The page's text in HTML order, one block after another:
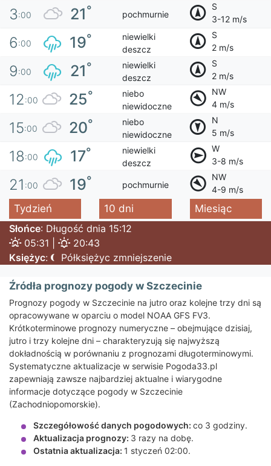
3:00 21° pochmurnie
S
3-12 m/s
6:00 19°
niewielki
deszcz
S
2 m/s
9:00 21°
niewielki
deszcz
S
2 m/s
12:00 25°
niebo
niewidoczne
NW
4 m/s
15:00 20°
niebo
niewidoczne
N
5 m/s
18:00 17°
niewielki
deszcz
W
3-8 m/s
21 :00 19° pochmurnie
NW
4-9 m/s
Tydzień 10 dni
Miesiąc
Słońce: Długość dnia 15:12
05:31 |
20:43
Księżyc: Półksiężyc zmniejszenie
Źródła prognozy pogody w Szczecinie
Prognozy pogody w Szczecinie na jutro oraz kolejne trzy dni są
opracowywane w oparciu o model NOAA GFS FV3.
Krótkoterminowe prognozy numeryczne – obejmujące dzisiaj,
jutro i trzy kolejne dni – charakteryzują się najwyższą
dokładnością w porównaniu z prognozami długoterminowymi.
Systematyczne aktualizacje w serwisie Pogoda33.pl
zapewniają zawsze najbardziej aktualne i wiarygodne
informacje dotyczące pogody w Szczecinie
(Zachodniopomorskie).
Szczegółowość danych pogodowych: co 3 godziny.
Aktualizacja prognozy: 3 razy na dobę.
Ostatnia aktualizacja: 1 styczeń 02:00.